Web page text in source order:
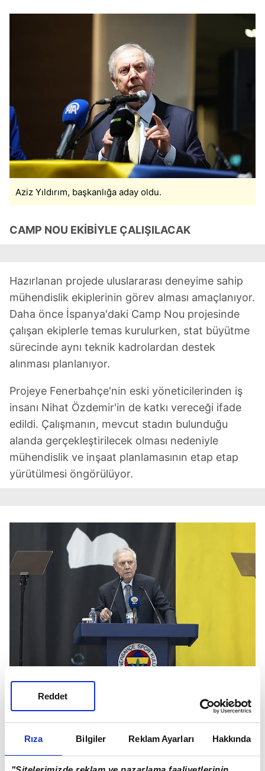
Rıza Bilgiler Reklam Ayarları Hakkında
Reddet
Aziz Yıldırım, başkanlığa aday oldu.
CAMP NOU EKİBİYLE ÇALIŞILACAK
Hazırlanan projede uluslararası deneyime sahip
mühendislik ekiplerinin görev alması amaçlanıyor.
Daha önce İspanya'daki Camp Nou projesinde
çalışan ekiplerle temas kurulurken, stat büyütme
sürecinde aynı teknik kadrolardan destek
alınması planlanıyor.
Projeye Fenerbahçe'nin eski yöneticilerinden iş
insanı Nihat Özdemir'in de katkı vereceği ifade
edildi. Çalışmanın, mevcut stadın bulunduğu
alanda gerçekleştirilecek olması nedeniyle
mühendislik ve inşaat planlamasının etap etap
yürütülmesi öngörülüyor.
Aziz Yıldırım, ilk başkanlık döneminde olduğu gibi
stadyumu büyütmeyi hedefliyor.